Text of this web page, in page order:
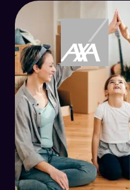
+ 18%
Mots clés dans le Top 3